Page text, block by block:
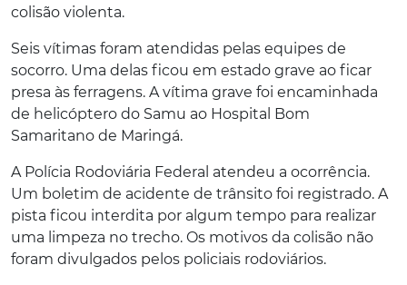
colisão violenta.
Seis vítimas foram atendidas pelas equipes de
socorro. Uma delas ficou em estado grave ao ficar
presa às ferragens. A vítima grave foi encaminhada
de helicóptero do Samu ao Hospital Bom
Samaritano de Maringá.
A Polícia Rodoviária Federal atendeu a ocorrência.
Um boletim de acidente de trânsito foi registrado. A
pista ficou interdita por algum tempo para realizar
uma limpeza no trecho. Os motivos da colisão não
foram divulgados pelos policiais rodoviários.